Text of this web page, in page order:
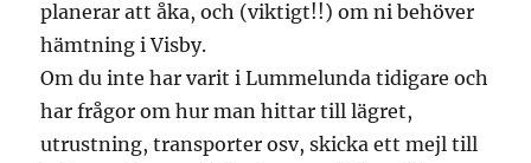
planerar att åka, och (viktigt!!) om ni behöver
hämtning i Visby.
Om du inte har varit i Lummelunda tidigare och
har frågor om hur man hittar till lägret,
utrustning, transporter osv, skicka ett mejl till